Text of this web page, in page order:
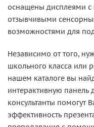
оснащены дисплеями
отзывчивыми
возможностями для
Независимо от того,
школьного класса или
нашем каталоге вы
интерактивную
консультанты помогут
эффективность